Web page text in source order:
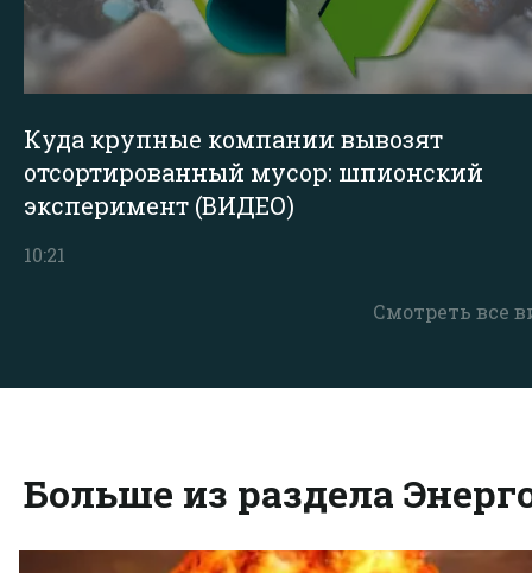
Смотреть все
Куда крупные компании вывозят
отсортированный мусор: шпионский
эксперимент (ВИДЕО)
10:21
Больше из раздела